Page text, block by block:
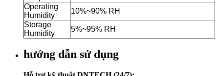
Operating
Humidity
10%~90% RH
Storage
Humidity
5%~95% RH
hướng dẫn sử dụng